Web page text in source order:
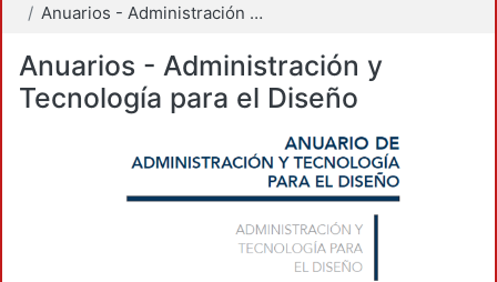
Anuarios - Administración y Tecnología para el Diseño
Anuarios - Administración y
Tecnología para el Diseño